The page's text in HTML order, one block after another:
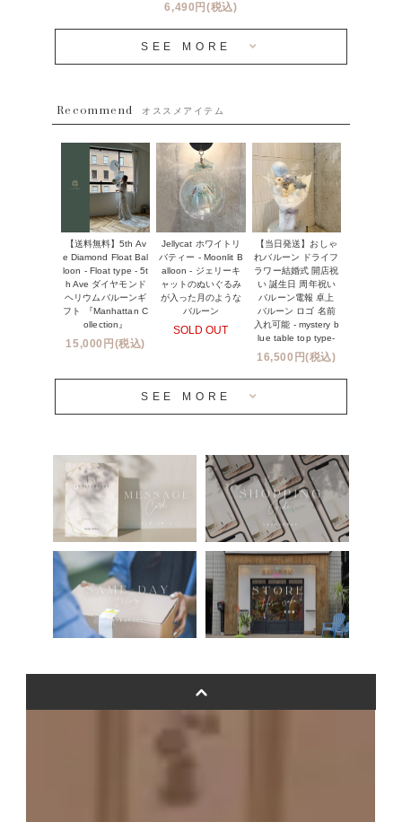
~３０００円
~５５００円
１１０００円以上
NEW YORK MIND - ニューヨークスタイルバルーン
※コンフェッティバルーン -プリント内容-
ハワイウェディングサービス
企業・法人様
ウェディングコンフェッティバルーン特集
実店舗について -大阪 堀江店・名古屋 星ヶ丘店・滋賀 配送
センター店・沖縄 嘉手納基地店-
プリントサービス
前撮り写真バルーン特集
姉妹店＆関連ショップについて
おすすめ商品
バルーン自動販売機
浮くバルーンオーダーメイド - coming soonn -
卓上バルーンオーダーメイド
ムーンリットバルーンについて
プリントフォント詳細＆使用例
6,490円(税込)
SEE MORE
Recommend オススメアイテム
【送料無料】5th Av
e Diamond Float Bal
loon - Float type - 5t
h Ave ダイヤモンド
ヘリウムバルーンギ
フト 『Manhattan C
ollection』
15,000円(税込)
Jellycat ホワイトリ
バティー - Moonlit B
alloon - ジェリーキ
ャットのぬいぐるみ
が入った月のような
バルーン
SOLD OUT
【当日発送】おしゃ
れバルーン ドライフ
ラワー結婚式 開店祝
い 誕生日 周年祝い
バルーン電報 卓上
バルーン ロゴ 名前
入れ可能 - mystery b
lue table top type-
16,500円(税込)
SEE MORE